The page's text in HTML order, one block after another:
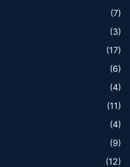
(7)
(3)
(17)
(6)
(4)
(11)
(4)
(9)
(12)